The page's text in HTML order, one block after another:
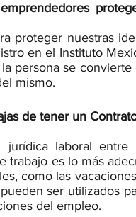
proteger nuestras
en el Instituto
persona se
mismo.
de tener un
jurídica laboral
trabajo es lo más
como las
ser utilizados
del empleo.